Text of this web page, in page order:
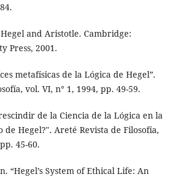
and Aristotle. Cambridge:
Press, 2001.
metafísicas de la Lógica de Hegel”.
vol. VI, n° 1, 1994, pp. 49-59.
prescindir de la Ciencia de la Lógica en la
de Hegel?". Areté Revista de Filosofía,
45-60.
“Hegel’s System of Ethical Life: An